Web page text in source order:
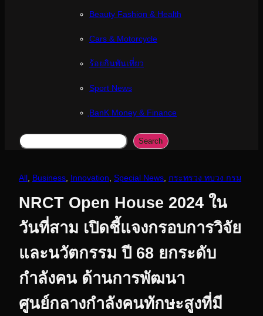
Beauty Fashion & Health
Cars & Motorcycle
ร้อยกินพันเที่ยว
Sport News
ฺBanK Money & Finance
Search Search
All Business Innovation Special News กระทรวง ทบวง กรม
NRCT Open House 2024 ใน
วันที่สาม เปิดชี้แจงกรอบการวิจัย
และนวัตกรรม ปี 68 ยกระดับ
กำลังคน ด้านการพัฒนา
ศูนย์กลางกำลังคนทักษะสูงที่มี